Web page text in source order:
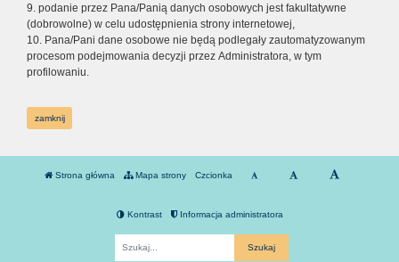
9. podanie przez Pana/Panią danych osobowych jest fakultatywne
(dobrowolne) w celu udostępnienia strony internetowej,
10. Pana/Pani dane osobowe nie będą podlegały zautomatyzowanym
procesom podejmowania decyzji przez Administratora, w tym
profilowaniu.
zamknij
Strona główna Mapa strony Czcionka
Kontrast Informacja administratora